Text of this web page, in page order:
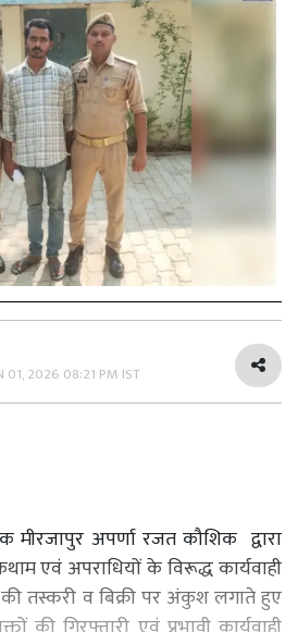
01, 2026 08:21 PM IST
मीरजापुर अपर्णा रजत कौशिक द्वारा
एवं अपराधियों के विरूद्ध कार्यवाही
तस्करी व बिक्री पर अंकुश लगाते हुए